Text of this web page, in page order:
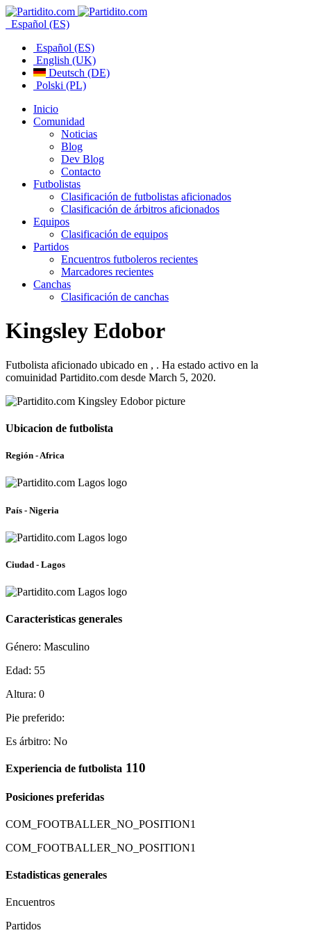
Español (ES)
Español (ES)
English (UK)
Deutsch (DE)
Polski (PL)
Inicio
Comunidad
Noticias
Blog
Dev Blog
Contacto
Futbolistas
Clasificación de futbolistas aficionados
Clasificación de árbitros aficionados
Equipos
Clasificación de equipos
Partidos
Encuentros futboleros recientes
Marcadores recientes
Canchas
Clasificación de canchas
Kingsley Edobor
Futbolista aficionado ubicado en , . Ha estado activo en la
comuinidad Partidito.com desde March 5, 2020.
Ubicacion de futbolista
Región - Africa
País - Nigeria
Ciudad - Lagos
Caracteristicas generales
Género: Masculino
Edad: 55
Altura: 0
Pie preferido:
Es árbitro: No
Experiencia de futbolista 110
Posiciones preferidas
COM_FOOTBALLER_NO_POSITION1
COM_FOOTBALLER_NO_POSITION1
Estadisticas generales
Encuentros
Partidos